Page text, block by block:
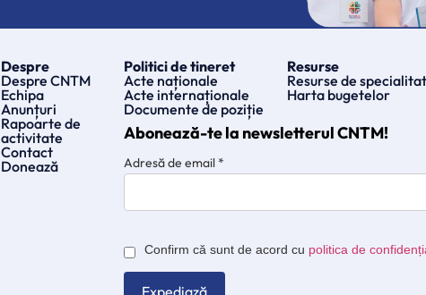
Despre
Despre CNTM
Echipa
Anunțuri
Rapoarte de
activitate
Contact
Donează
Politici de tineret
Acte naționale
Acte internaționale
Documente de poziție
Resurse
Resurse de
Harta bugetelor
Abonează-te la newsletterul CNTM!
Adresă de email*
Confirm că sunt de acord cu politica de